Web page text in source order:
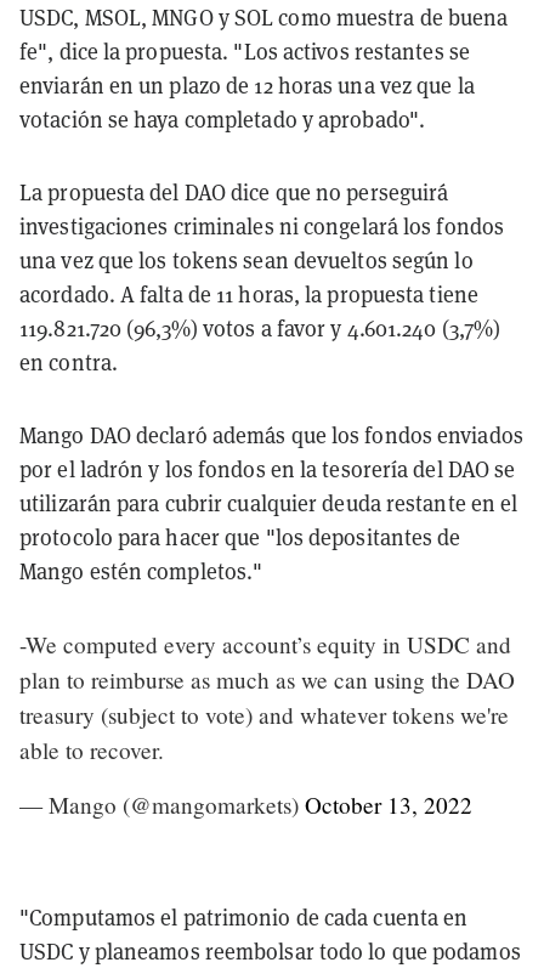
USDC, MSOL, MNGO y SOL como muestra de buena
fe", dice la propuesta. "Los activos restantes se
enviarán en un plazo de 12 horas una vez que la
votación se haya completado y aprobado".
La propuesta del DAO dice que no perseguirá
investigaciones criminales ni congelará los fondos
una vez que los tokens sean devueltos según lo
acordado. A falta de 11 horas, la propuesta tiene
119.821.720 (96,3%) votos a favor y 4.601.240 (3,7%)
en contra.
Mango DAO declaró además que los fondos enviados
por el ladrón y los fondos en la tesorería del DAO se
utilizarán para cubrir cualquier deuda restante en el
protocolo para hacer que "los depositantes de
Mango estén completos."
-We computed every account’s equity in USDC and
plan to reimburse as much as we can using the DAO
treasury (subject to vote) and whatever tokens we're
able to recover.
— Mango (@mangomarkets) October 13, 2022
"Computamos el patrimonio de cada cuenta en
USDC y planeamos reembolsar todo lo que podamos